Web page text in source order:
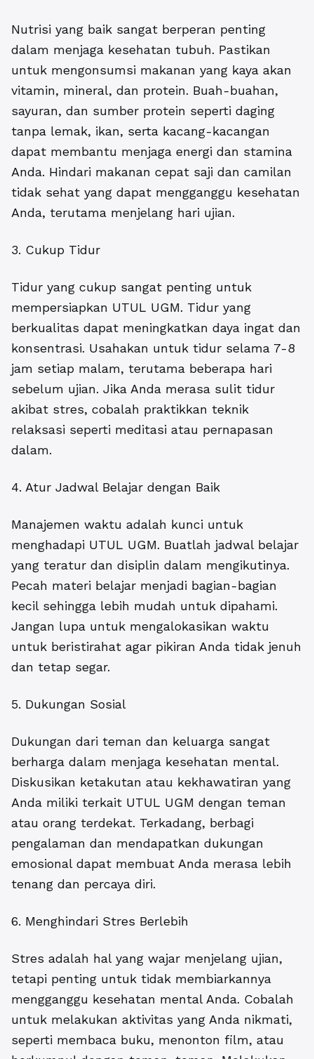
Nutrisi yang baik sangat berperan penting
dalam menjaga kesehatan tubuh. Pastikan
untuk mengonsumsi makanan yang kaya akan
vitamin, mineral, dan protein. Buah-buahan,
sayuran, dan sumber protein seperti daging
tanpa lemak, ikan, serta kacang-kacangan
dapat membantu menjaga energi dan stamina
Anda. Hindari makanan cepat saji dan camilan
tidak sehat yang dapat mengganggu kesehatan
Anda, terutama menjelang hari ujian.
3. Cukup Tidur
Tidur yang cukup sangat penting untuk
mempersiapkan UTUL UGM. Tidur yang
berkualitas dapat meningkatkan daya ingat dan
konsentrasi. Usahakan untuk tidur selama 7-8
jam setiap malam, terutama beberapa hari
sebelum ujian. Jika Anda merasa sulit tidur
akibat stres, cobalah praktikkan teknik
relaksasi seperti meditasi atau pernapasan
dalam.
4. Atur Jadwal Belajar dengan Baik
Manajemen waktu adalah kunci untuk
menghadapi UTUL UGM. Buatlah jadwal belajar
yang teratur dan disiplin dalam mengikutinya.
Pecah materi belajar menjadi bagian-bagian
kecil sehingga lebih mudah untuk dipahami.
Jangan lupa untuk mengalokasikan waktu
untuk beristirahat agar pikiran Anda tidak jenuh
dan tetap segar.
5. Dukungan Sosial
Dukungan dari teman dan keluarga sangat
berharga dalam menjaga kesehatan mental.
Diskusikan ketakutan atau kekhawatiran yang
Anda miliki terkait UTUL UGM dengan teman
atau orang terdekat. Terkadang, berbagi
pengalaman dan mendapatkan dukungan
emosional dapat membuat Anda merasa lebih
tenang dan percaya diri.
6. Menghindari Stres Berlebih
Stres adalah hal yang wajar menjelang ujian,
tetapi penting untuk tidak membiarkannya
mengganggu kesehatan mental Anda. Cobalah
untuk melakukan aktivitas yang Anda nikmati,
seperti membaca buku, menonton film, atau